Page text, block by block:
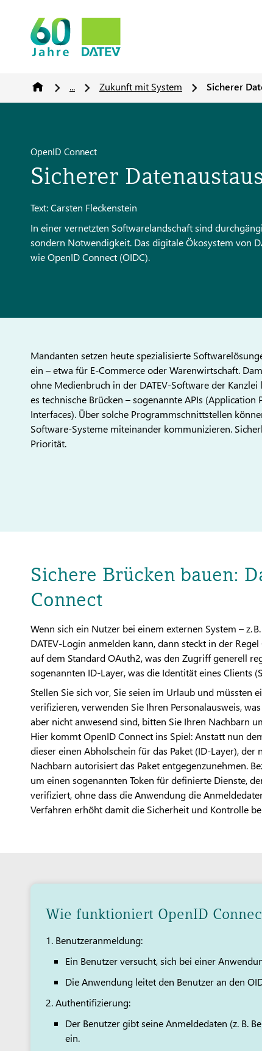
... Zukunft mit System Sicherer
OpenID Connect
Sicherer
Text: Carsten Fleckenstein
In einer vernetzten Softwarelandschaft sind
sondern Notwendigkeit. Das digitale Ökosystem von
wie OpenID Connect (OIDC).
Mandanten setzen heute spezialisierte
ein – etwa für E-Commerce oder Warenwirtschaft.
ohne Medienbruch in der DATEV-Software der Kanzlei
es technische Brücken – sogenannte APIs (Application
Interfaces). Über solche Programmschnittstellen
Software-Systeme miteinander kommunizieren.
Priorität.
Sichere Brücken bauen:
Connect
Wenn sich ein Nutzer bei einem externen System – z.
DATEV-Login anmelden kann, dann steckt in der
auf dem Standard OAuth2, was den Zugriff generell
sogenannten ID-Layer, was die Identität eines Clients
Stellen Sie sich vor, Sie seien im Urlaub und müssten
verifizieren, verwenden Sie Ihren Personalausweis,
aber nicht anwesend sind, bitten Sie Ihren Nachbarn
Hier kommt OpenID Connect ins Spiel: Anstatt nun
dieser einen Abholschein für das Paket (ID-Layer),
Nachbarn autorisiert das Paket entgegenzunehmen.
um einen sogenannten Token für definierte Dienste,
verifiziert, ohne dass die Anwendung die
Verfahren erhöht damit die Sicherheit und Kontrolle
Wie funktioniert OpenID
Benutzeranmeldung:
Ein Benutzer versucht, sich bei einer
Die Anwendung leitet den Benutzer an den
Authentifizierung:
Der Benutzer gibt seine Anmeldedaten (z. B.
ein.